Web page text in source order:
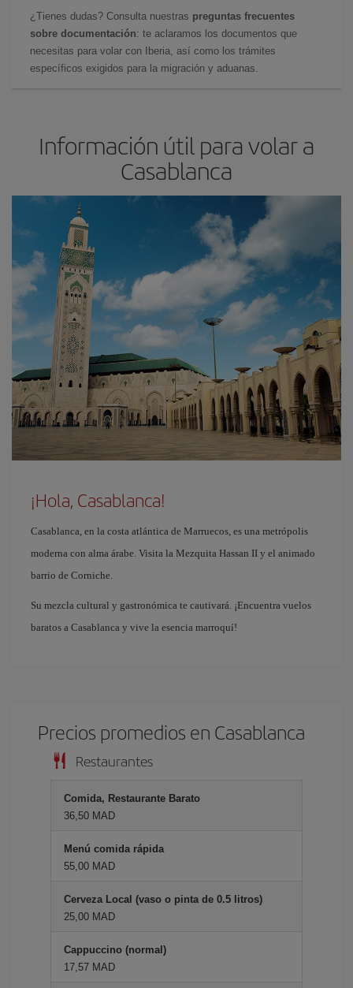
¿Tienes dudas? Consulta nuestras preguntas frecuentes
sobre documentación: te aclaramos los documentos que
necesitas para volar con Iberia, así como los trámites
específicos exigidos para la migración y aduanas.
Información útil para volar a
Casablanca
¡Hola, Casablanca!
Casablanca, en la costa atlántica de Marruecos, es una metrópolis
moderna con alma árabe. Visita la Mezquita Hassan II y el animado
barrio de Corniche.
Su mezcla cultural y gastronómica te cautivará. ¡Encuentra vuelos
baratos a Casablanca y vive la esencia marroquí!
Precios promedios en Casablanca
Restaurantes
Comida, Restaurante Barato
36,50 MAD
Menú comida rápida
55,00 MAD
Cerveza Local (vaso o pinta de 0.5 litros)
25,00 MAD
Cappuccino (normal)
17,57 MAD